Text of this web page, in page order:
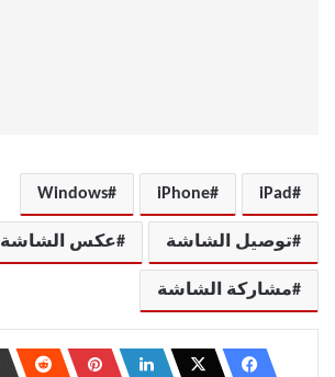
iPad
iPhone
Windows
توصيل الشاشة عكس الشاشة
مشاركة الشاشة